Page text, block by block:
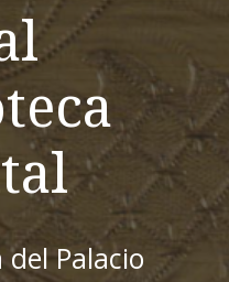
del Palacio